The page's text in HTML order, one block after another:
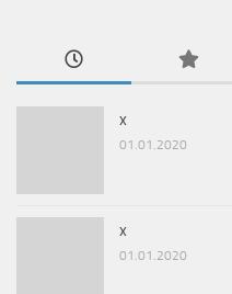
x
01.01.2020
x
01.01.2020